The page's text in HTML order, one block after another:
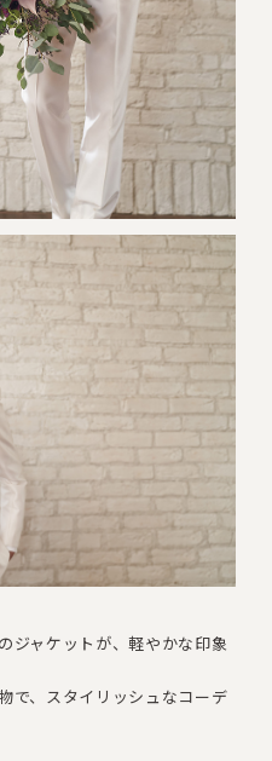
ジャケットが、軽やかな印象
で、スタイリッシュなコーデ